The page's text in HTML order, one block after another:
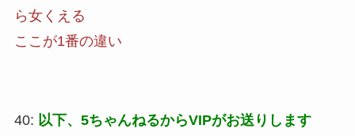
ら女くえる
ここが1番の違い
40: 以下、5ちゃんねるからVIPがお送りします